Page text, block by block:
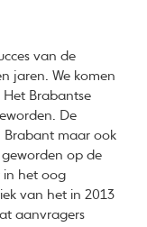
van de
jaren. We komen
Het Brabantse
De
maar ook
op de
in het oog
van het in 2013
aanvragers